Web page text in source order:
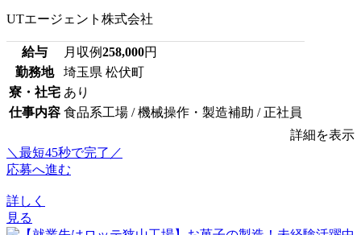
UTエージェント株式会社
給与 月収例258,000円
勤務地
埼玉県 松伏町
寮・社宅 あり
仕事内容 食品系工場 / 機械操作・製造補助 / 正社員
詳細を表示
＼最短45秒で完了／
応募へ進む
詳しく
見る